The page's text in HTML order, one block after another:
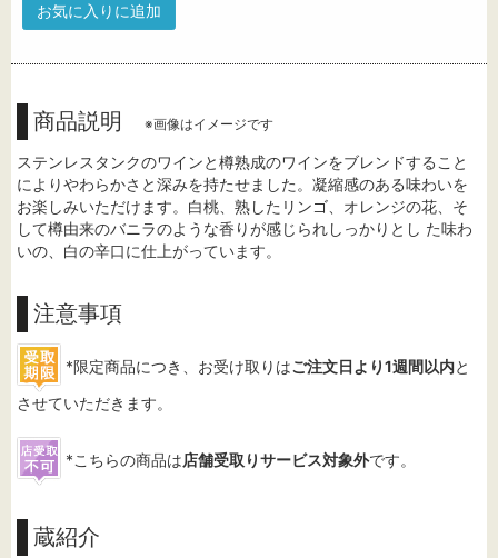
お気に入りに追加
商品説明 ※画像はイメージです
ステンレスタンクのワインと樽熟成のワインをブレンドすること
によりやわらかさと深みを持たせました。凝縮感のある味わいを
お楽しみいただけます。白桃、熟したリンゴ、オレンジの花、そ
して樽由来のバニラのような香りが感じられしっかりとし た味わ
いの、白の辛口に仕上がっています。
注意事項
*限定商品につき、お受け取りはご注文日より1週間以内と
させていただきます。
*こちらの商品は店舗受取りサービス対象外です。
蔵紹介